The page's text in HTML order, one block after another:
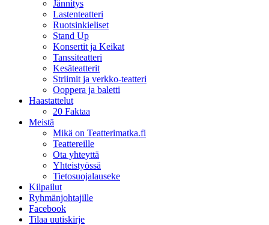
Jännitys
Lastenteatteri
Ruotsinkieliset
Stand Up
Konsertit ja Keikat
Tanssiteatteri
Kesäteatterit
Striimit ja verkko-teatteri
Ooppera ja baletti
Haastattelut
20 Faktaa
Meistä
Mikä on Teatterimatka.fi
Teattereille
Ota yhteyttä
Yhteistyössä
Tietosuojalauseke
Kilpailut
Ryhmänjohtajille
Facebook
Tilaa uutiskirje